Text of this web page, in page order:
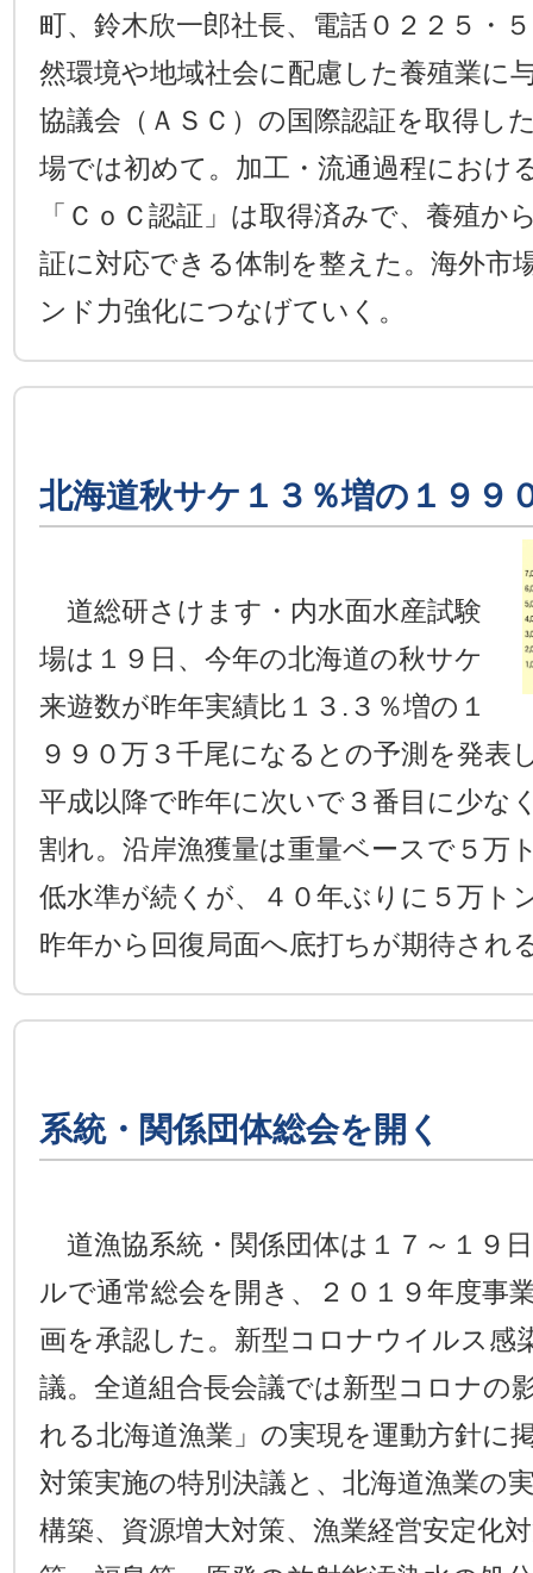
町、鈴木欣一郎社長、電話０２２５・
然環境や地域社会に配慮した養殖業に
協議会（ＡＳＣ）の国際認証を取得し
場では初めて。加工・流通過程におけ
「ＣｏＣ認証」は取得済みで、養殖か
証に対応できる体制を整えた。海外市
ンド力強化につなげていく。
北海道秋サケ１３％増の１９９
道総研さけます・内水面水産試験
場は１９日、今年の北海道の秋サケ
来遊数が昨年実績比１３.３％増の１
９９０万３千尾になるとの予測を発表
平成以降で昨年に次いで３番目に少な
割れ。沿岸漁獲量は重量ベースで５万
低水準が続くが、４０年ぶりに５万ト
昨年から回復局面へ底打ちが期待され
系統・関係団体総会を開く
道漁協系統・関係団体は１７～１９
ルで通常総会を開き、２０１９年度事
画を承認した。新型コロナウイルス感
議。全道組合長会議では新型コロナの
れる北海道漁業」の実現を運動方針に
対策実施の特別決議と、北海道漁業の
構築、資源増大対策、漁業経営安定化